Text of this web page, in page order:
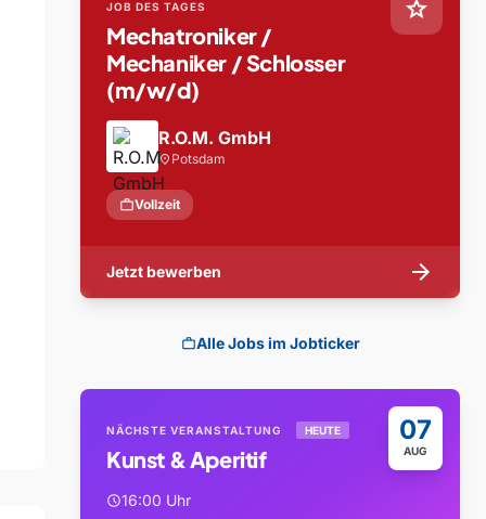
star
JOB DES TAGES
Mechatroniker /
Mechaniker / Schlosser
(m/w/d)
R.O.M. GmbH
location_on Potsdam
workVollzeit
Jetzt bewerben arrow_forward
workAlle Jobs im Jobticker
07
AUG
NÄCHSTE VERANSTALTUNG HEUTE
Kunst & Aperitif
schedule16:00 Uhr